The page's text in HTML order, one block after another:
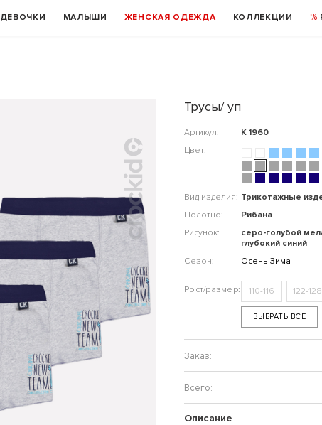
ДЕВОЧКИ МАЛЫШИ ЖЕНСКАЯ ОДЕЖДА КОЛЛЕКЦИИ
Трусы/ уп
Артикул:
К 1960
Цвет:
Вид изделия: Трикотажные
Полотно:
Рибана
Рисунок:
серо-голубой
глубокий синий
Сезон:
Осень-Зима
110-116 122-128
ВЫБРАТЬ ВСЕ
Описание